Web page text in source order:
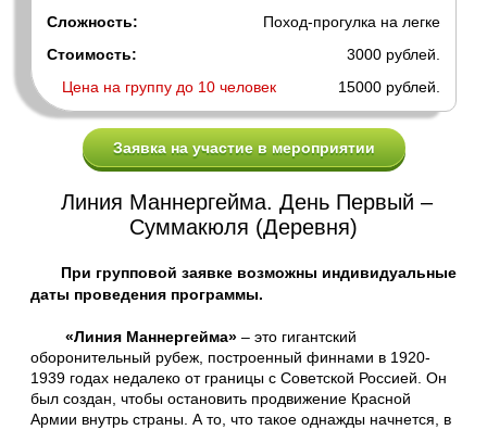
Сложность:
Поход-прогулка на легке
Стоимость:
3000 рублей.
Цена на группу до 10 человек
15000 рублей.
Линия Маннергейма. День Первый –
Суммакюля (Деревня)
При групповой заявке возможны индивидуальные
даты проведения программы.
«Линия Маннергейма» – это гигантский
оборонительный рубеж, построенный финнами в 1920-
1939 годах недалеко от границы с Советской Россией. Он
был создан, чтобы остановить продвижение Красной
Армии внутрь страны. А то, что такое однажды начнется, в